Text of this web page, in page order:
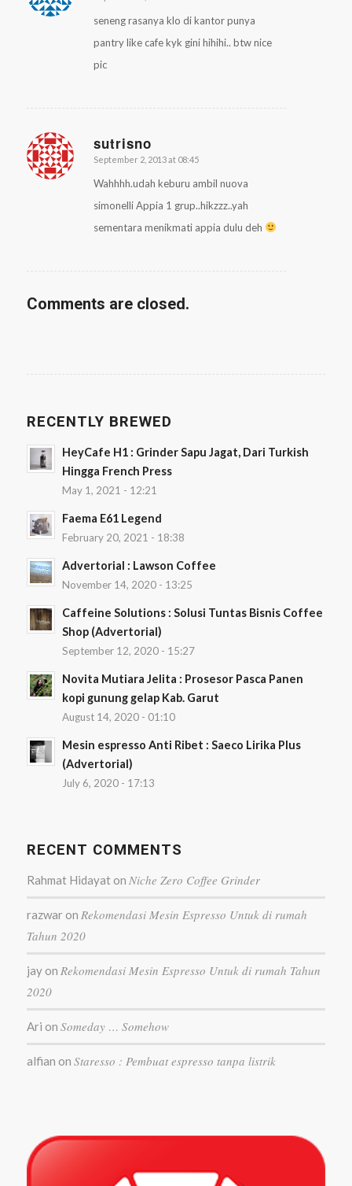
seneng rasanya klo di kantor punya
pantry like cafe kyk gini hihihi.. btw nice
pic
sutrisno
says:
September 2, 2013 at 08:45
Wahhhh.udah keburu ambil nuova
simonelli Appia 1 grup..hikzzz..yah
sementara menikmati appia dulu deh
Comments are closed.
RECENTLY BREWED
HeyCafe H1 : Grinder Sapu Jagat, Dari Turkish
Hingga French Press
May 1, 2021 - 12:21
Faema E61 Legend
February 20, 2021 - 18:38
Advertorial : Lawson Coffee
November 14, 2020 - 13:25
Caffeine Solutions : Solusi Tuntas Bisnis Coffee
Shop (Advertorial)
September 12, 2020 - 15:27
Novita Mutiara Jelita : Prosesor Pasca Panen
kopi gunung gelap Kab. Garut
August 14, 2020 - 01:10
Mesin espresso Anti Ribet : Saeco Lirika Plus
(Advertorial)
July 6, 2020 - 17:13
RECENT COMMENTS
Rahmat Hidayaton Niche Zero Coffee Grinder
razwaron Rekomendasi Mesin Espresso Untuk di rumah
Tahun 2020
jayon Rekomendasi Mesin Espresso Untuk di rumah Tahun
2020
Ari on Someday … Somehow
alfian on Staresso : Pembuat espresso tanpa listrik